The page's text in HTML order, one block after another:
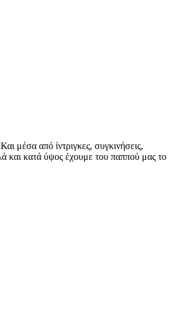
μέσα από ίντριγκες, συγκινήσεις,
και κατά ύψος έχουμε του παππού μας το